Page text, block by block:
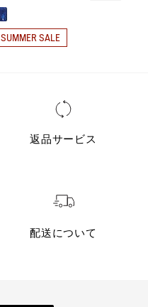
SUMMER SALE
返品サービス
配送について